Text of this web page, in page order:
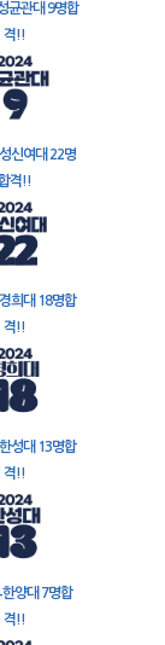
균관대 9명합
격!!
신여대 22명
격!!
희대 18명합
격!!
성대 13명합
격!!
양대 7명합
격!!